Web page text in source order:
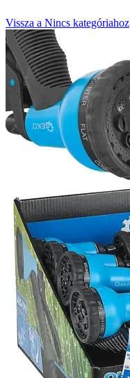
Vissza a Nincs kategóriahoz